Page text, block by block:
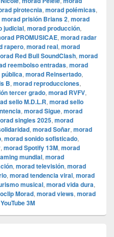
pirotecnia, morad polémicas,
morad prisión Brians 2, morad
judicial, morad producción,
PROMUSICAE, morad radar
rapero, morad real, morad
Red Bull SoundClash, morad
reembolso entradas, morad
, morad Reinsertado,
B, morad reproducciones,
tercer grado, morad RVFV,
sello M.D.L.R, morad sello
, morad Sigue, morad
singles 2025, morad
, morad Soñar, morad
, morad sonido sofisticado,
, morad Spotify 13M, morad
mundial, morad
, morad televisión, morad
, morad tendencia viral, morad
musical, morad vida dura,
morad videocli‏p Morad, morad views, morad
3M